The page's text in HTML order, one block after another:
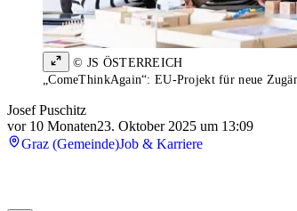
© JS ÖSTERREICH
„ComeThinkAgain“: EU-Projekt für neue
Josef Puschitz
vor 10 Monaten23. Oktober 2025 um 13:09
Graz (Gemeinde)Job & Karriere